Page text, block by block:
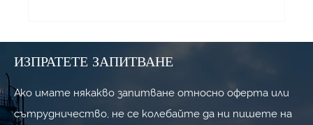
ИЗПРАТЕТЕ ЗАПИТВАНЕ
Ако имате някакво запитване относно оферта или
сътрудничество, не се колебайте да ни пишете на